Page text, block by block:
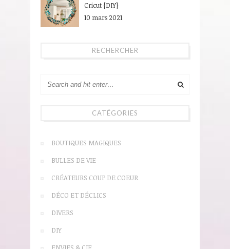
Cricut {DIY}
10 mars 2021
RECHERCHER
CATÉGORIES
BOUTIQUES MAGIQUES
BULLES DE VIE
CRÉATEURS COUP DE COEUR
DÉCO ET DÉCLICS
DIVERS
DIY